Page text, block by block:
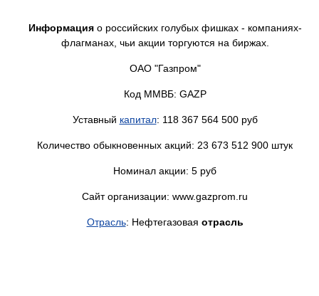
Информацияо российских голубых фишках - компаниях-
флагманах, чьи акции торгуются на биржах.
ОАО "Газпром"
Код ММВБ: GAZP
Уставный капитал: 118 367 564 500 руб
Количество обыкновенных акций: 23 673 512 900 штук
Номинал акции: 5 руб
Сайт организации: www.gazprom.ru
Отрасль: Нефтегазовая отрасль